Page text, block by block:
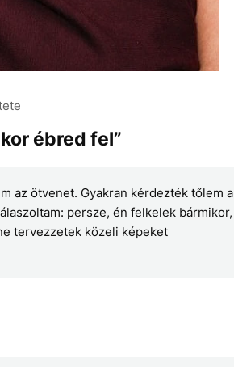
ébred fel”
az ötvenet. Gyakran kérdezték tőlem a
persze, én felkelek bármikor,
tervezzetek közeli képeket